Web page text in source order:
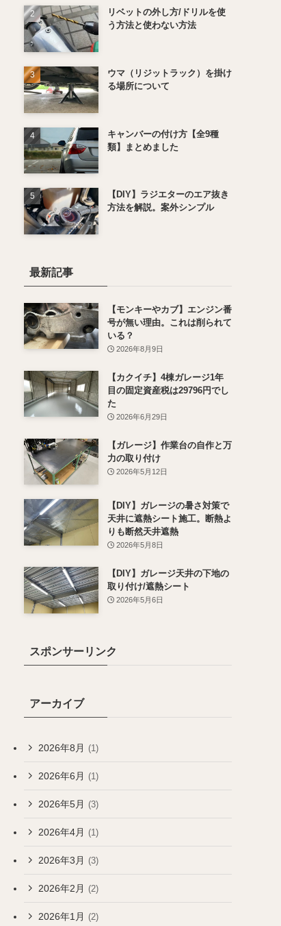
リベットの外し方/ドリルを使
う方法と使わない方法
ウマ（リジットラック）を掛け
る場所について
キャンバーの付け方【全9種
類】まとめました
【DIY】ラジエターのエア抜き
方法を解説。案外シンプル
最新記事
【モンキーやカブ】エンジン番
号が無い理由。これは削られて
いる？
2026年8月9日
【カクイチ】4棟ガレージ1年
目の固定資産税は29796円でし
た
2026年6月29日
【ガレージ】作業台の自作と万
力の取り付け
2026年5月12日
【DIY】ガレージの暑さ対策で
天井に遮熱シート施工。断熱よ
りも断然天井遮熱
2026年5月8日
【DIY】ガレージ天井の下地の
取り付け/遮熱シート
2026年5月6日
スポンサーリンク
アーカイブ
2026年8月 (1)
2026年6月 (1)
2026年5月 (3)
2026年4月 (1)
2026年3月 (3)
2026年2月 (2)
2026年1月 (2)